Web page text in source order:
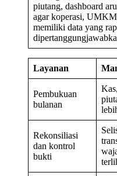
piutang, dashboard
agar koperasi,
memiliki data yang
Layanan
Pembukuan
bulanan
Rekonsiliasi
dan kontrol
bukti